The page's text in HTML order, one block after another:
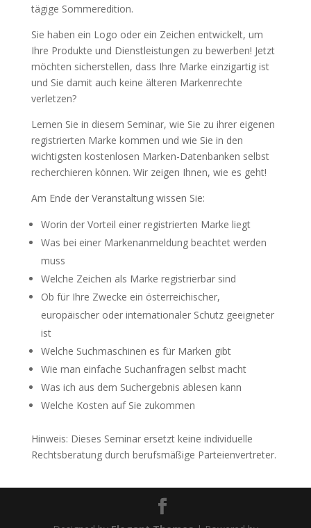
tägige Sommeredition.
Sie haben ein Logo oder ein Zeichen entwickelt, um
Ihre Produkte und Dienstleistungen zu bewerben! Jetzt
möchten sicherstellen, dass Ihre Marke einzigartig ist
und Sie damit auch keine älteren Markenrechte
verletzen?
Lernen Sie in diesem Seminar, wie Sie zu ihrer eigenen
registrierten Marke kommen und wie Sie in den
wichtigsten kostenlosen Marken-Datenbanken selbst
recherchieren können. Wir zeigen Ihnen, wie es geht!
Am Ende der Veranstaltung wissen Sie:
Worin der Vorteil einer registrierten Marke liegt
Was bei einer Markenanmeldung beachtet werden
muss
Welche Zeichen als Marke registrierbar sind
Ob für Ihre Zwecke ein österreichischer,
europäischer oder internationaler Schutz geeigneter
ist
Welche Suchmaschinen es für Marken gibt
Wie man einfache Suchanfragen selbst macht
Was ich aus dem Suchergebnis ablesen kann
Welche Kosten auf Sie zukommen
Hinweis: Dieses Seminar ersetzt keine individuelle
Rechtsberatung durch berufsmäßige Parteienvertreter.